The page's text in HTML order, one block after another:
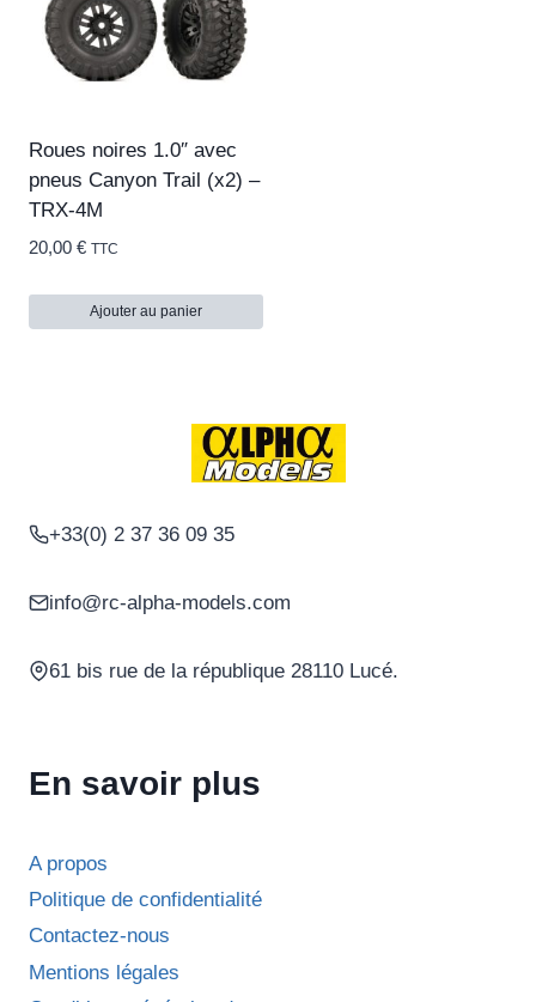
Roues noires 1.0″ avec
pneus Canyon Trail (x2) –
TRX-4M
20,00 € TTC
Ajouter au panier
+33(0) 2 37 36 09 35
info@rc-alpha-models.com
61 bis rue de la république 28110 Lucé.
En savoir plus
A propos
Politique de confidentialité
Contactez-nous
Mentions légales